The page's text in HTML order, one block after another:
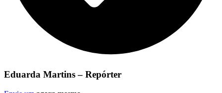
Eduarda Martins – Repórter